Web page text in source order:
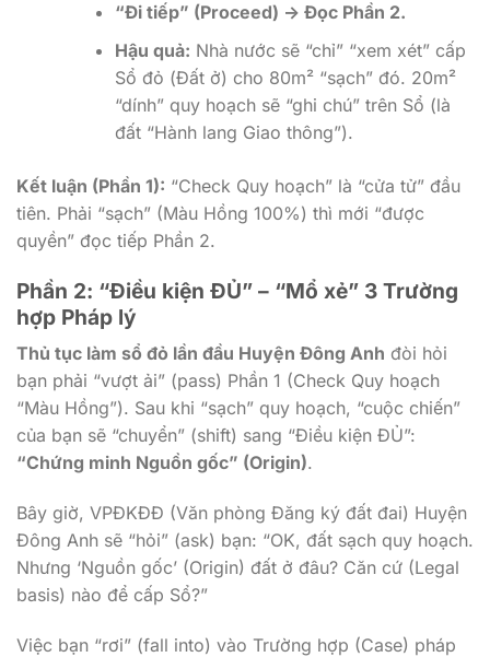
“Đi tiếp” (Proceed) -> Đọc Phần 2.
Hậu quả: Nhà nước sẽ “chỉ” “xem xét” cấp
Sổ đỏ (Đất ở) cho 80m² “sạch” đó. 20m²
“dính” quy hoạch sẽ “ghi chú” trên Sổ (là
đất “Hành lang Giao thông”).
Kết luận (Phần 1): “Check Quy hoạch” là “cửa tử” đầu
tiên. Phải “sạch” (Màu Hồng 100%) thì mới “được
quyền” đọc tiếp Phần 2.
Phần 2: “Điều kiện ĐỦ” – “Mổ xẻ” 3 Trường
hợp Pháp lý
Thủ tục làm sổ đỏ lần đầu Huyện Đông Anh đòi hỏi
bạn phải “vượt ải” (pass) Phần 1 (Check Quy hoạch
“Màu Hồng”). Sau khi “sạch” quy hoạch, “cuộc chiến”
của bạn sẽ “chuyển” (shift) sang “Điều kiện ĐỦ”:
“Chứng minh Nguồn gốc” (Origin).
Bây giờ, VPĐKĐĐ (Văn phòng Đăng ký đất đai) Huyện
Đông Anh sẽ “hỏi” (ask) bạn: “OK, đất sạch quy hoạch.
Nhưng ‘Nguồn gốc’ (Origin) đất ở đâu? Căn cứ (Legal
basis) nào để cấp Sổ?”
Việc bạn “rơi” (fall into) vào Trường hợp (Case) pháp